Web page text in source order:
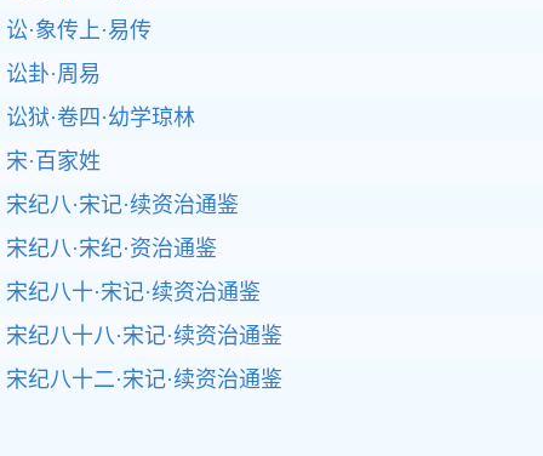
讼·象传上·易传
讼卦·周易
讼狱·卷四·幼学琼林
宋·百家姓
宋纪八·宋记·续资治通鉴
宋纪八·宋纪·资治通鉴
宋纪八十·宋记·续资治通鉴
宋纪八十八·宋记·续资治通鉴
宋纪八十二·宋记·续资治通鉴